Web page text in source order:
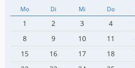
Mo Di Mi Do
1 2 3 4
8
9 10 11
15
16 17 18